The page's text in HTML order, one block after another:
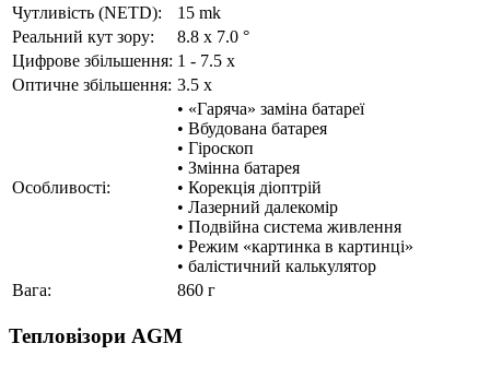
Чутливість (NETD):
15 mk
Реальний кут зору:
8.8 x 7.0 °
Цифрове збільшення: 1 - 7.5 x
Оптичне збільшення: 3.5 x
Особливості:
• «Гаряча» заміна батареї
• Вбудована батарея
• Гіроскоп
• Змінна батарея
• Корекція діоптрій
• Лазерний далекомір
• Подвійна система живлення
• Режим «картинка в картинці»
• балістичний калькулятор
Вага:
860 г
Тепловізори AGM